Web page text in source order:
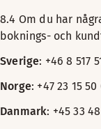
8.4 Om du har
boknings- och
Sverige: +46 8 517
Norge: +47 23 15 50
Danmark: +45 33